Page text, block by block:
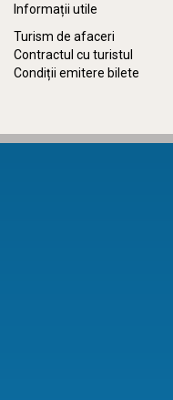
Informații utile
Turism de afaceri
Contractul cu turistul
Condiții emitere bilete